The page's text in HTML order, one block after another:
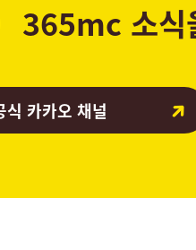
365mc 소식
식 카카오 채널